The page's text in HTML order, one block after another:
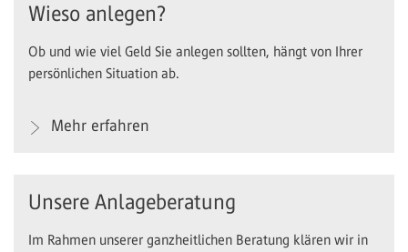
Wieso anlegen?
Ob und wie viel Geld Sie anlegen sollten, hängt von Ihrer
persönlichen Situation ab.
Mehr erfahren
Unsere Anlageberatung
Im Rahmen unserer ganzheitlichen Beratung klären wir in